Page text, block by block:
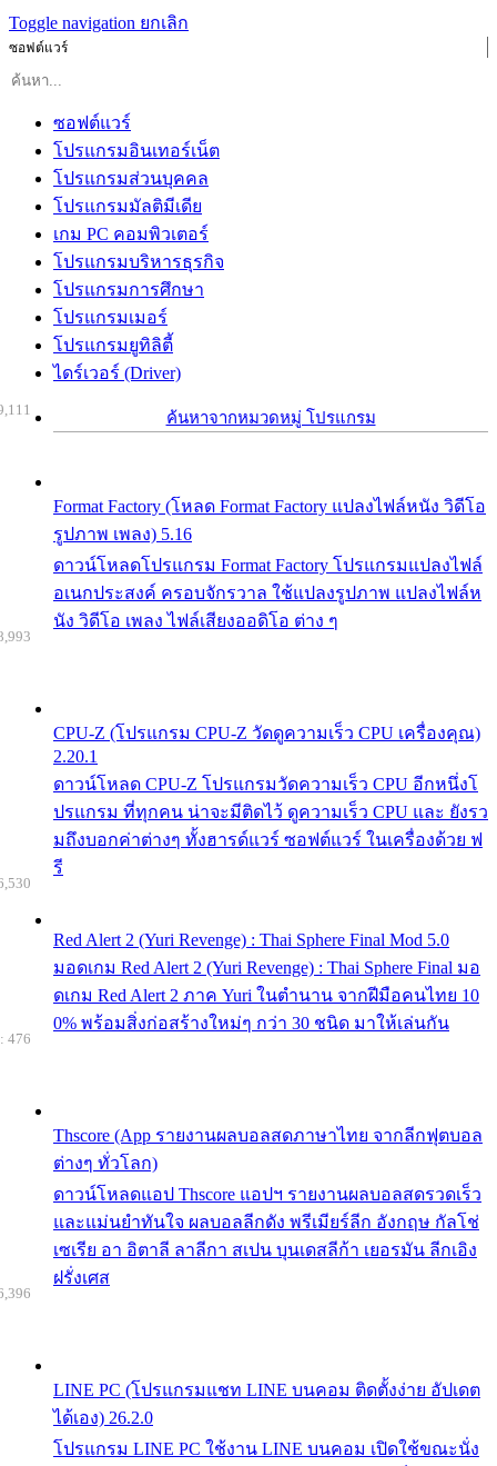
Toggle navigation ยกเลิก
ซอฟต์แวร์
ซอฟต์แวร์
โปรแกรมอินเทอร์เน็ต
โปรแกรมส่วนบุคคล
โปรแกรมมัลติมีเดีย
เกม PC คอมพิวเตอร์
โปรแกรมบริหารธุรกิจ
โปรแกรมการศึกษา
โปรแกรมเมอร์
โปรแกรมยูทิลิตี้
ไดร์เวอร์ (Driver)
ค้นหาจากหมวดหมู่ โปรแกรม
Format Factory (โหลด Format Factory แปลงไฟล์หนัง วิดีโอ
รูปภาพ เพลง) 5.16
ดาวน์โหลดโปรแกรม Format Factory โปรแกรมแปลงไฟล์
อเนกประสงค์ ครอบจักรวาล ใช้แปลงรูปภาพ แปลงไฟล์ห
นัง วิดีโอ เพลง ไฟล์เสียงออดิโอ ต่าง ๆ
CPU-Z (โปรแกรม CPU-Z วัดดูความเร็ว CPU เครื่องคุณ)
2.20.1
ดาวน์โหลด CPU-Z โปรแกรมวัดความเร็ว CPU อีกหนึ่งโ
ปรแกรม ที่ทุกคน น่าจะมีติดไว้ ดูความเร็ว CPU และ ยังรว
มถึงบอกค่าต่างๆ ทั้งฮารด์แวร์ ซอฟต์แวร์ ในเครื่องด้วย ฟ
รี
Red Alert 2 (Yuri Revenge) : Thai Sphere Final Mod 5.0
มอดเกม Red Alert 2 (Yuri Revenge) : Thai Sphere Final มอ
ดเกม Red Alert 2 ภาค Yuri ในตำนาน จากฝีมือคนไทย 10
0% พร้อมสิ่งก่อสร้างใหม่ๆ กว่า 30 ชนิด มาให้เล่นกัน
Thscore (App รายงานผลบอลสดภาษาไทย จากลีกฟุตบอล
ต่างๆ ทั่วโลก)
ดาวน์โหลดแอป Thscore แอปฯ รายงานผลบอลสดรวดเร็ว
และแม่นยำทันใจ ผลบอลลีกดัง พรีเมียร์ลีก อังกฤษ กัลโช่
เซเรีย อา อิตาลี ลาลีกา สเปน บุนเดสลีก้า เยอรมัน ลีกเอิง
ฝรั่งเศส
476
LINE PC (โปรแกรมแชท LINE บนคอม ติดตั้งง่าย อัปเดต
ได้เอง) 26.2.0
โปรแกรม LINE PC ใช้งาน LINE บนคอม เปิดใช้ขณะนั่ง